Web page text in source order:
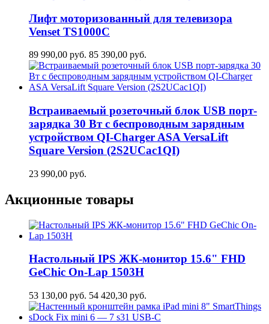
Лифт моторизованный для телевизора
Venset TS1000C
89 990,00 руб. 85 390,00 руб.
Встраиваемый розеточный блок USB порт-
зарядка 30 Вт c беспроводным зарядным
устройством QI-Charger ASA VersaLift
Square Version (2S2UCaс1QI)
23 990,00 руб.
Акционные товары
Настольный IPS ЖК-монитор 15.6" FHD
GeСhic On-Lap 1503H
53 130,00 руб. 54 420,30 руб.